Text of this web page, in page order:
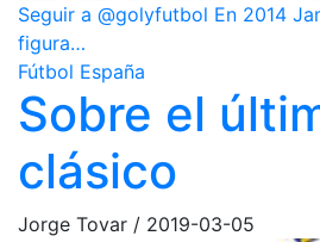
Seguir a @golyfutbol En 2014
figura…
Fútbol España
Sobre el
clásico
Jorge Tovar / 2019-03-05